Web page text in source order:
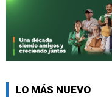
LO MÁS NUEVO